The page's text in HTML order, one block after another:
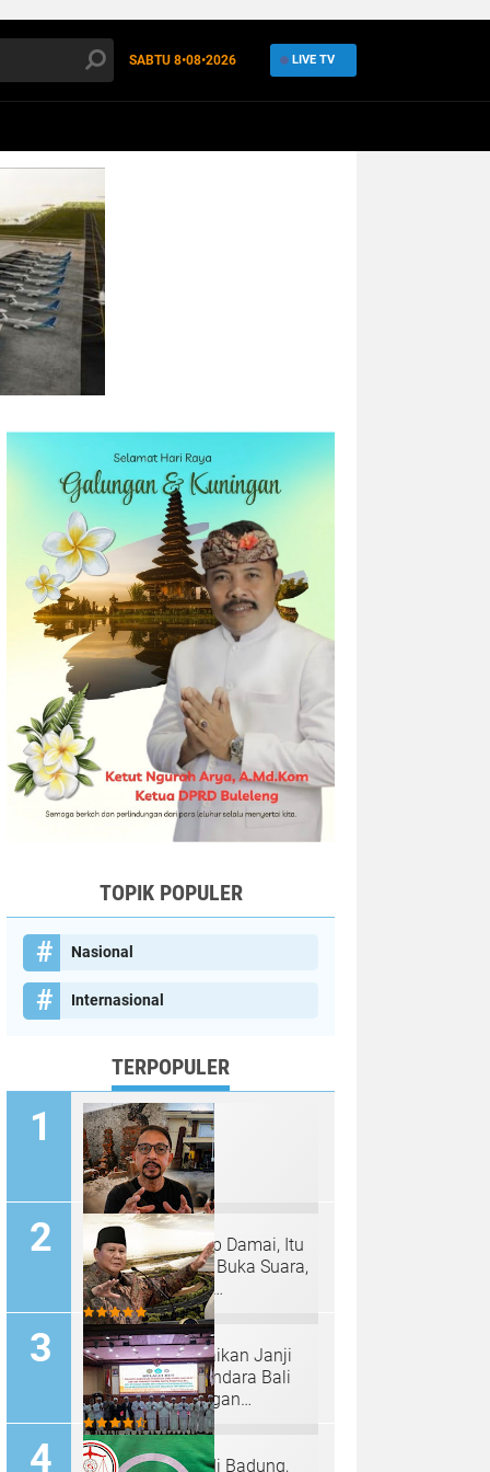
SABTU 8•08•2026 LIVE TV
TOPIK POPULER
Nasional
Internasional
TERPOPULER
"Papa Ingin Hidup Damai, Itu
Hak Papa" Copin Buka Suara,
Bantah Tuduhan
Pembongkaran Merajan di
Sanur Sepihak
Ichsanuddin: Abaikan Janji
Presiden soal Bandara Bali
Utara, Sama dengan
Membangkang Kebijakan
Negara
HUT PSN ke-27 di Badung,